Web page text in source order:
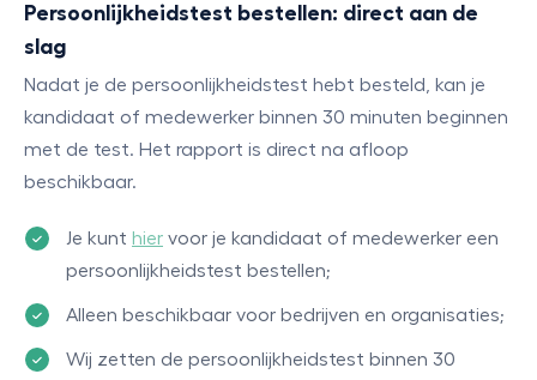
Persoonlijkheidstest bestellen: direct aan de
slag
Nadat je de persoonlijkheidstest hebt besteld, kan je
kandidaat of medewerker binnen 30 minuten beginnen
met de test. Het rapport is direct na afloop
beschikbaar.
Je kunt hier voor je kandidaat of medewerker een
persoonlijkheidstest bestellen;
Alleen beschikbaar voor bedrijven en organisaties;
Wij zetten de persoonlijkheidstest binnen 30